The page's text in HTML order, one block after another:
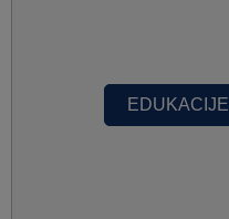
EDUKACIJE